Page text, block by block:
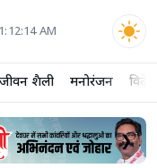
AM
जीवन शैली मनोरंजन विदेश
❯